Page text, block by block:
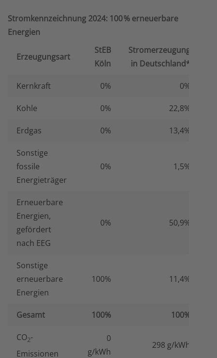
Stromkennzeichnung 2024: 100 % erneuerbare
Energien
Erzeugungsart
StEB
Köln
Stromerzeugung
in Deutschland*
Kernkraft 0% 0%
Kohle 0% 22,8%
Erdgas 0% 13,4%
Sonstige
fossile
Energieträger
0% 1,5%
Erneuerbare
Energien,
gefördert
nach EEG
0% 50,9%
Sonstige
erneuerbare
Energien
100% 11,4%
Gesamt 100% 100%
CO2-
Emissionen
0
g/kWh
298 g/kWh